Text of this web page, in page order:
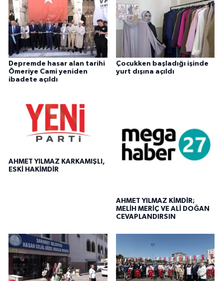
Depremde hasar alan tarihi
Ömeriye Cami yeniden
ibadete açıldı
Çocukken başladığı işinde
yurt dışına açıldı
AHMET YILMAZ KARKAMIŞLI,
ESKİ HAKİMDİR
AHMET YILMAZ KİMDİR;
MELİH MERİÇ VE ALİ DOĞAN
CEVAPLANDIRSIN